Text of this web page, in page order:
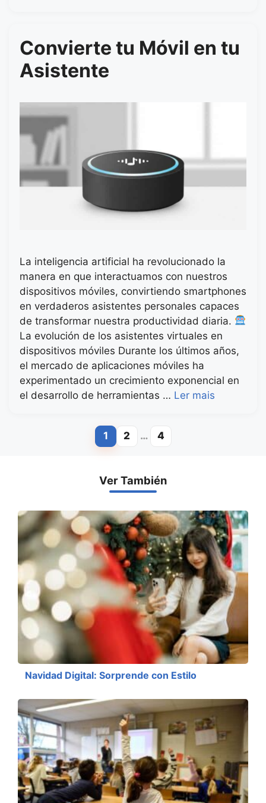
Convierte tu Móvil en tu
Asistente
La inteligencia artificial ha revolucionado la
manera en que interactuamos con nuestros
dispositivos móviles, convirtiendo smartphones
en verdaderos asistentes personales capaces
de transformar nuestra productividad diaria.
La evolución de los asistentes virtuales en
dispositivos móviles Durante los últimos años,
el mercado de aplicaciones móviles ha
experimentado un crecimiento exponencial en
el desarrollo de herramientas … Ler mais
Page
1 Page
2 … Page
4
Ver También
Navidad Digital: Sorprende con Estilo